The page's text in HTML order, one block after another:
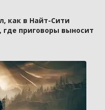
как в Найт-Сити
приговоры выносит